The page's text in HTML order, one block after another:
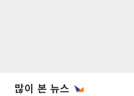
많이 본 뉴스